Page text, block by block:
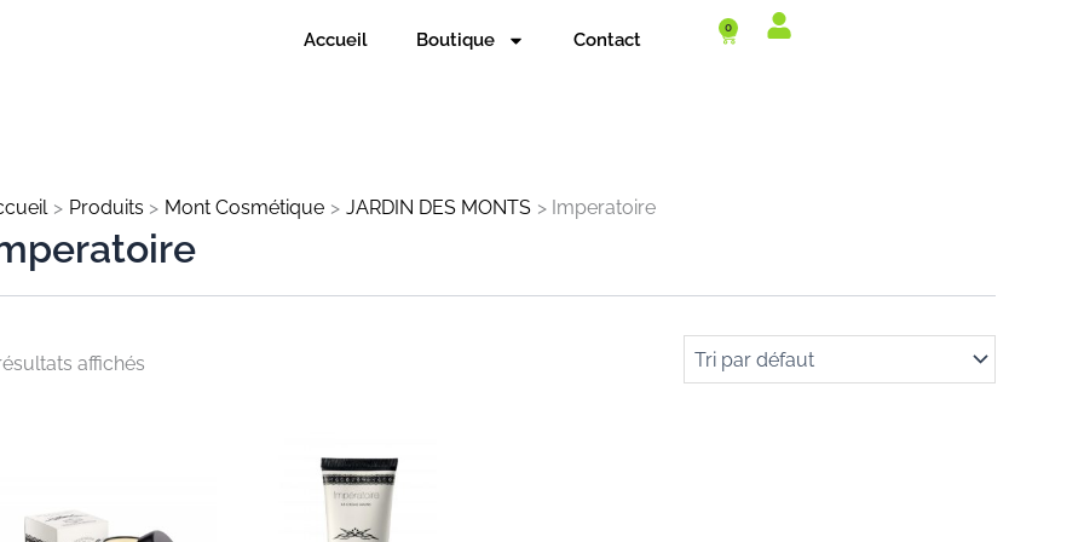
Accueil Boutique Contact
0
Cart
Produits Mont Cosmétique JARDIN DES MONTS Imperatoire
affichés